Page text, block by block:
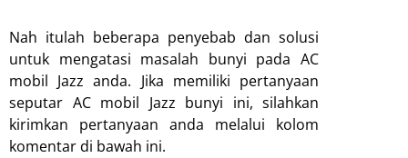
Nah itulah beberapa penyebab dan solusi
untuk mengatasi masalah bunyi pada AC
mobil Jazz anda. Jika memiliki pertanyaan
seputar AC mobil Jazz bunyi ini, silahkan
kirimkan pertanyaan anda melalui kolom
komentar di bawah ini.